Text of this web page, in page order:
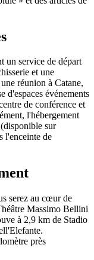
un service de départ
et une
réunion à Catane,
d'espaces événements
de conférence et
l'hébergement
sur
l'enceinte de
serez au cœur de
Massimo Bellini
à 2,9 km de Stadio
près